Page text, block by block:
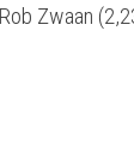
Zwaan